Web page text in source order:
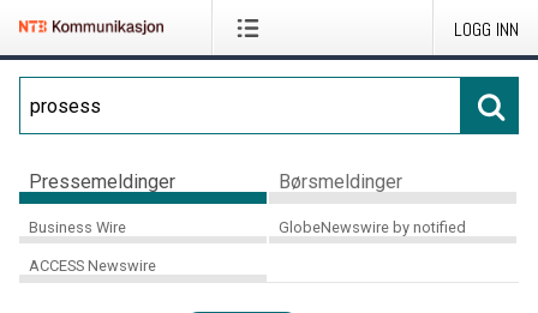
LOGG INN
Pressemeldinger Børsmeldinger
Business Wire GlobeNewswire by notified
ACCESS Newswire